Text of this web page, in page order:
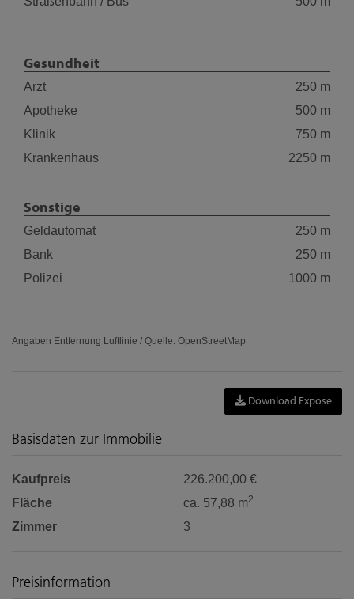
Gesundheit
Arzt
250 m
Apotheke
500 m
Klinik
750 m
Krankenhaus
2250 m
Sonstige
Geldautomat
250 m
Bank
250 m
Polizei
1000 m
Angaben Entfernung Luftlinie / Quelle: OpenStreetMap
Download Expose
Basisdaten zur Immobilie
Kaufpreis
226.200,00 €
Fläche
ca. 57,88 m2
Zimmer 3
Preisinformation